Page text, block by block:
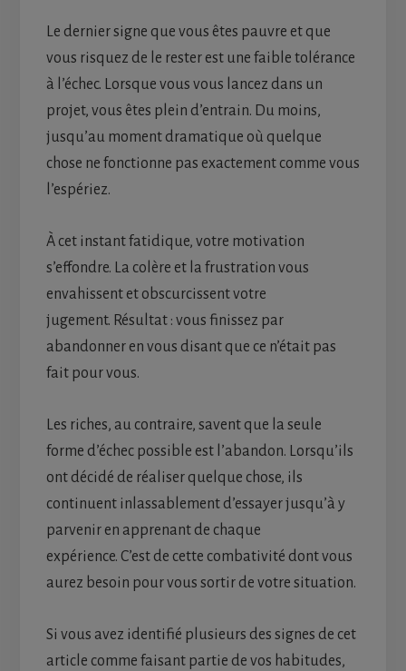
Le dernier signe que vous êtes pauvre et que
vous risquez de le rester est une faible tolérance
à l’échec. Lorsque vous vous lancez dans un
projet, vous êtes plein d’entrain. Du moins,
jusqu’au moment dramatique où quelque
chose ne fonctionne pas exactement comme vous
l’espériez.
À cet instant fatidique, votre motivation
s’effondre. La colère et la frustration vous
envahissent et obscurcissent votre
jugement. Résultat : vous finissez par
abandonner en vous disant que ce n’était pas
fait pour vous.
Les riches, au contraire, savent que la seule
forme d’échec possible est l’abandon. Lorsqu’ils
ont décidé de réaliser quelque chose, ils
continuent inlassablement d’essayer jusqu’à y
parvenir en apprenant de chaque
expérience. C’est de cette combativité dont vous
aurez besoin pour vous sortir de votre situation.
Si vous avez identifié plusieurs des signes de cet
article comme faisant partie de vos habitudes,